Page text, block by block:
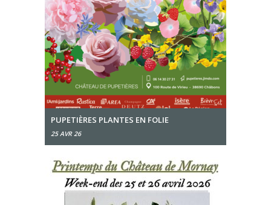
PUPETIÈRES PLANTES EN FOLIE
25 AVR 26